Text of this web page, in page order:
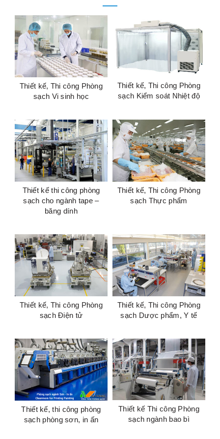
Thiết kế, Thi công Phòng
sạch Vi sinh học
Thiết kế, Thi công Phòng
sạch Kiểm soát Nhiệt độ
Thiết kế thi công phòng
sạch cho ngành tape –
băng dính
Thiết kế, Thi công Phòng
sạch Thực phẩm
Thiết kế, Thi công Phòng
sạch Điện tử
Thiết kế, Thi công Phòng
sạch Dược phẩm, Y tế
Thiết kế, thi công phòng
sạch phòng sơn, in ấn
Thiết kế Thi công Phòng
sạch ngành bao bì